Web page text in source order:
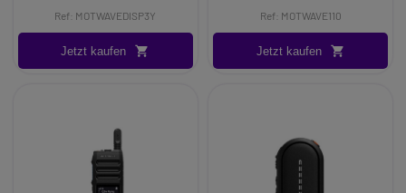
Motorola.Ref: MOTWAVEDISP3Y
Jetzt kaufen
Audio mit KI gestützter
Geräuschunterdrückung.
Ref: MOTWAVE110
Jetzt kaufen